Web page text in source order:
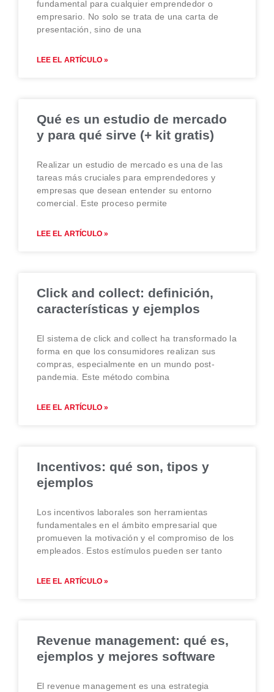
fundamental para cualquier emprendedor o
empresario. No solo se trata de una carta de
presentación, sino de una
LEE EL ARTÍCULO »
Qué es un estudio de mercado
y para qué sirve (+ kit gratis)
Realizar un estudio de mercado es una de las
tareas más cruciales para emprendedores y
empresas que desean entender su entorno
comercial. Este proceso permite
LEE EL ARTÍCULO »
Click and collect: definición,
características y ejemplos
El sistema de click and collect ha transformado la
forma en que los consumidores realizan sus
compras, especialmente en un mundo post-
pandemia. Este método combina
LEE EL ARTÍCULO »
Incentivos: qué son, tipos y
ejemplos
Los incentivos laborales son herramientas
fundamentales en el ámbito empresarial que
promueven la motivación y el compromiso de los
empleados. Estos estímulos pueden ser tanto
LEE EL ARTÍCULO »
Revenue management: qué es,
ejemplos y mejores software
El revenue management es una estrategia